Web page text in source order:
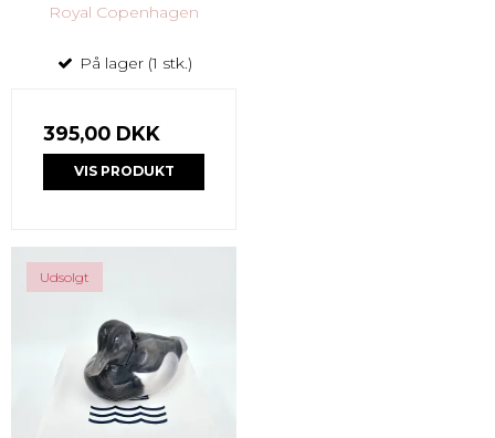
Royal Copenhagen
På lager (1 stk.)
395,00 DKK
VIS PRODUKT
Udsolgt